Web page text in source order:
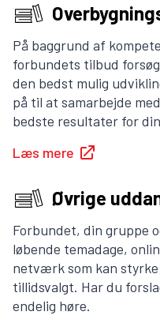
På baggrund af
forbundets tilbud
den bedst mulig
på til at samarbejde
bedste resultater for
Læs mere
Øvrige
Forbundet, din gruppe
løbende temadage,
netværk som kan
tillidsvalgt. Har du
endelig høre.